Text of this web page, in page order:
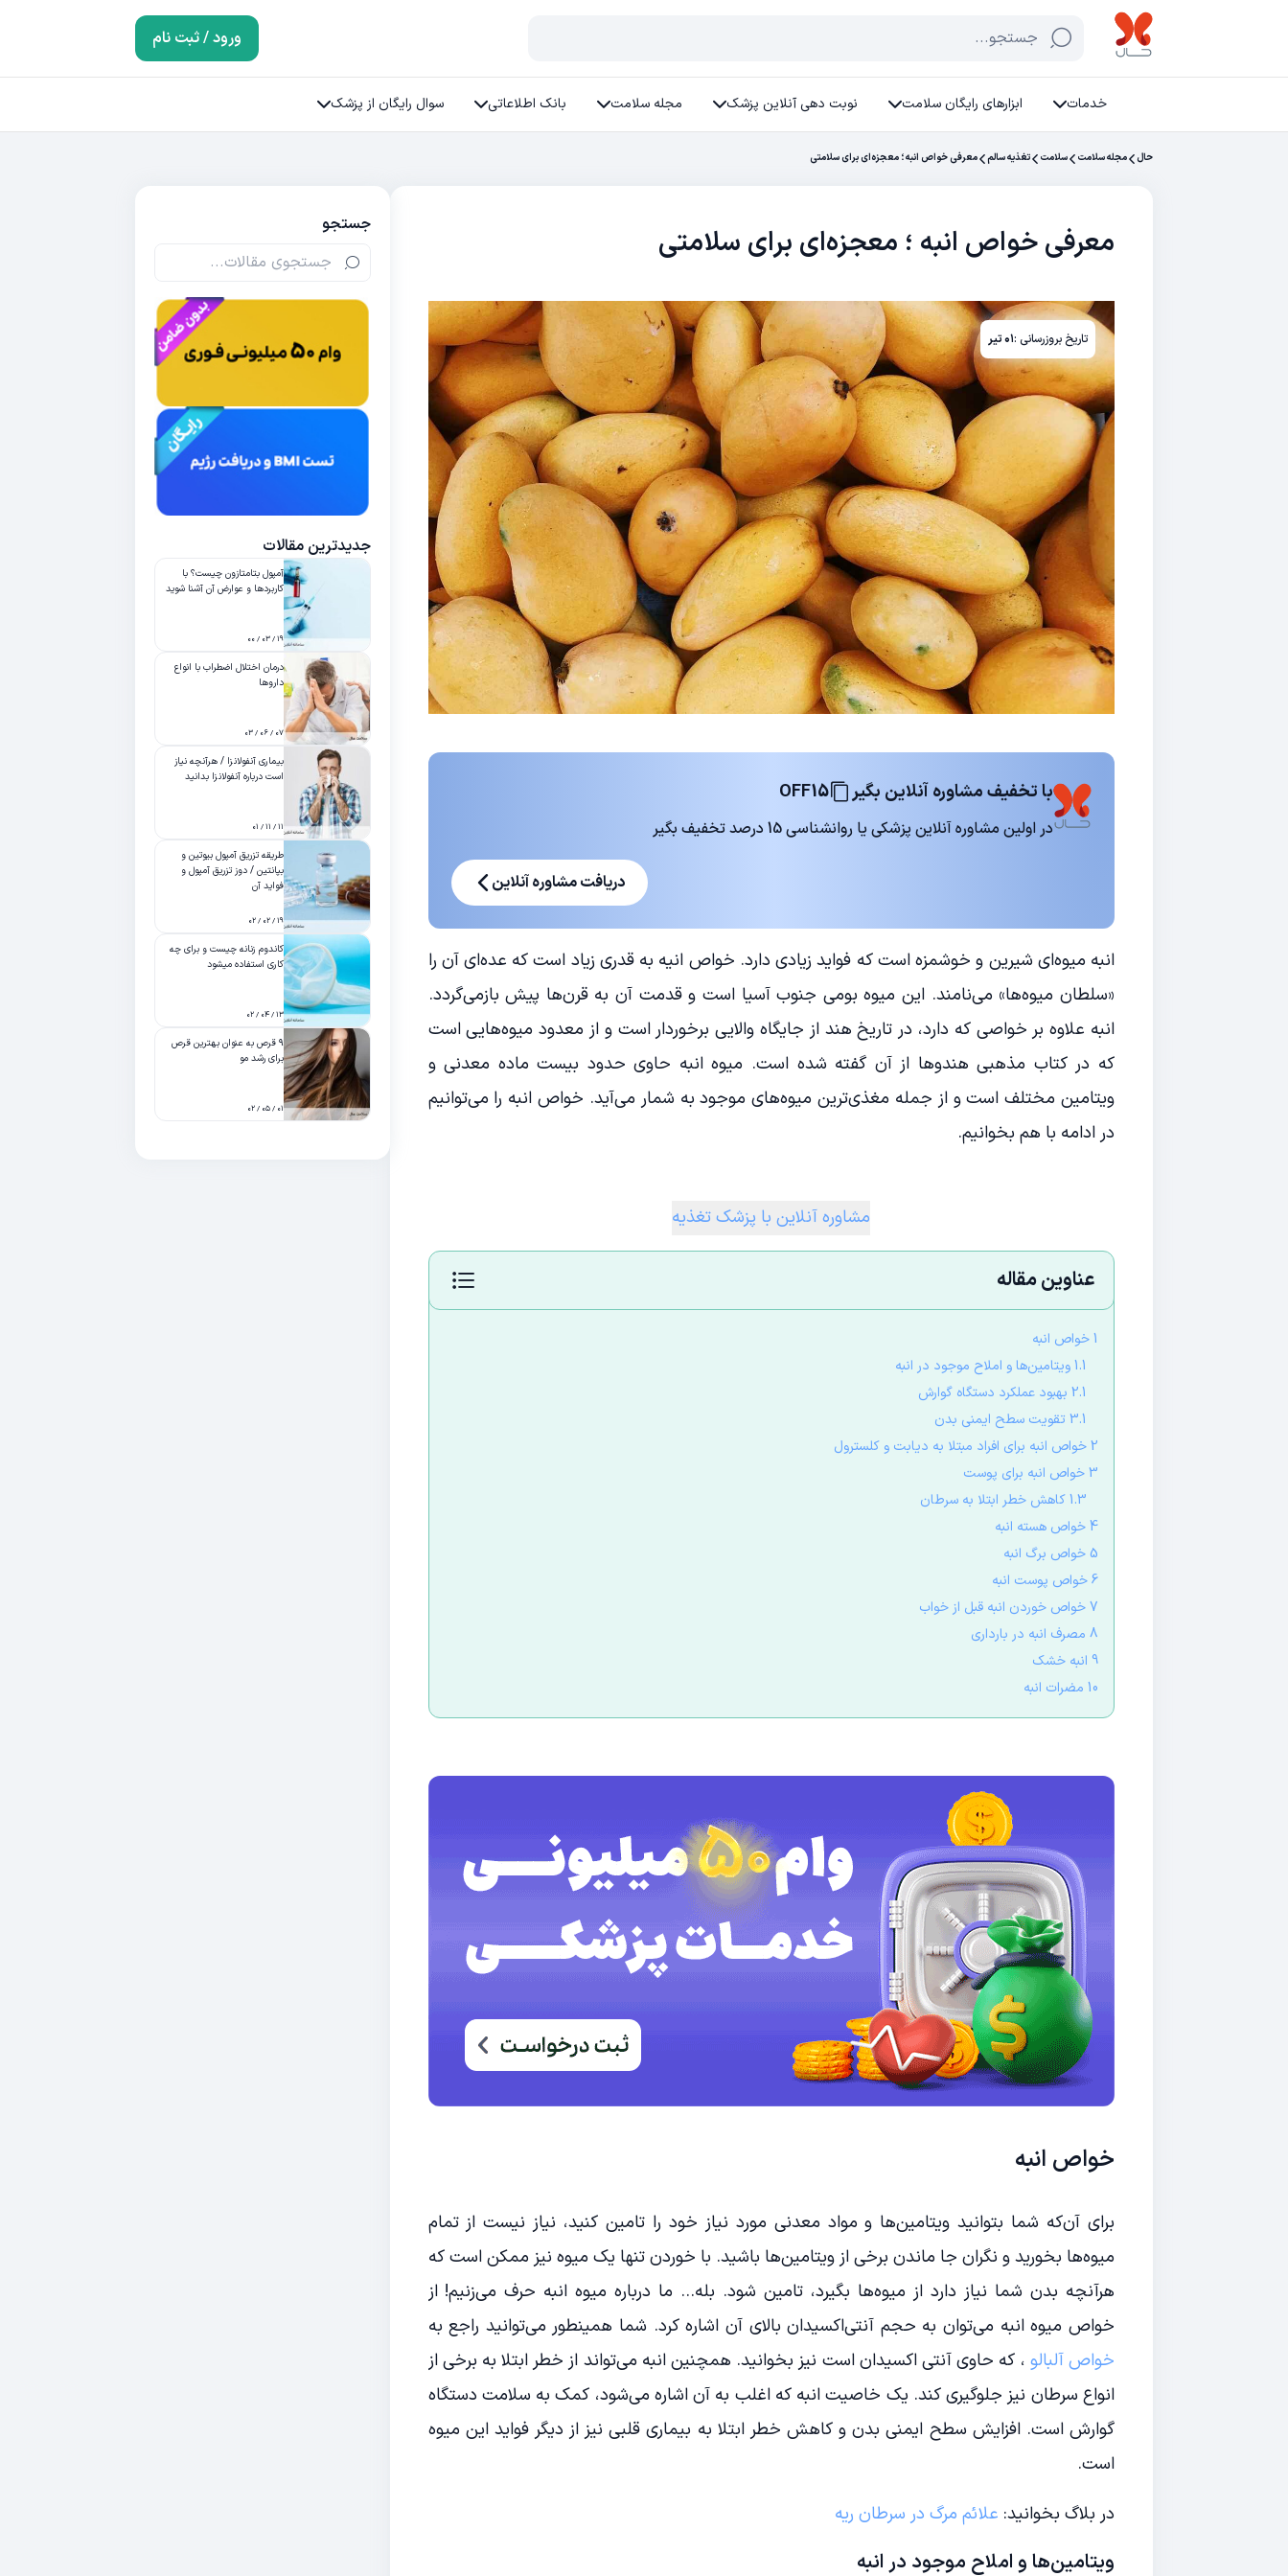
جستجو... ورود / ثبت نام
خدمات ابزارهای رایگان سلامت نوبت دهی آنلاین پزشک مجله سلامت بانک اطلاعاتی سوال رایگان از پزشک
حال مجله سلامت سلامت تغذیه سالم معرفی خواص انبه ؛ معجزه‌ای برای سلامتی
معرفی خواص انبه ؛ معجزه‌ای برای سلامتی
تاریخ بروزرسانی :۰۱ تیر
با تخفیف مشاوره آنلاین بگیر OFF15
در اولین مشاوره آنلاین پزشکی یا روانشناسی 15 درصد تخفیف بگیر
دریافت مشاوره آنلاین
انبه میوه‌ای شیرین و خوشمزه است که فواید زیادی دارد. خواص انیه به قدری زیاد است که عده‌ای آن را
«سلطان میوه‌ها» می‌نامند. این میوه بومی جنوب آسیا است و قدمت آن به قرن‌ها پیش بازمی‌گردد.
انبه علاوه ‌بر خواصی که دارد، در تاریخ هند از جایگاه والایی برخوردار است و از معدود میوه‌هایی است
که در کتاب مذهبی هندوها از آن گفته شده است. میوه انبه حاوی حدود بیست ماده معدنی و
ویتامین مختلف است و از جمله مغذی‌ترین میوه‌های موجود به شمار می‌آید. خواص انبه را می‌توانیم
در ادامه با هم بخوانیم.
مشاوره آنلاین با پزشک تغذیه
عناوین مقاله
1 خواص انبه
1.1 ویتامین‌ها و املاح موجود در انبه
2.1 بهبود عملکرد دستگاه گوارش
3.1 تقویت سطح ایمنی بدن
2 خواص انبه برای افراد مبتلا به دیابت و کلسترول
3 خواص انبه برای پوست
1.3 کاهش خطر ابتلا به سرطان
4 خواص هسته انبه
5 خواص برگ انبه
6 خواص پوست انبه
7 خواص خوردن انبه قبل از خواب
8 مصرف انبه در بارداری
9 انبه خشک
10 مضرات انبه
خواص انبه
برای آن‌که شما بتوانید ویتامین‌ها و مواد معدنی مورد نیاز خود را تامین کنید، نیاز نیست از تمام
میوه‌ها بخورید و نگران جا ماندن برخی از ویتامین‌ها باشید. با خوردن تنها یک میوه نیز ممکن است که
هرآنچه بدن شما نیاز دارد از میوه‌ها بگیرد، تامین شود. بله… ما درباره میوه انبه حرف می‌زنیم! از
خواص میوه انبه می‌توان به حجم آنتی‌اکسیدان بالای آن اشاره کرد. شما همینطور می‌توانید راجع به
خواص آلبالو ، که حاوی آنتی اکسیدان است نیز بخوانید. همچنین انبه می‌تواند از خطر ابتلا به برخی از
انواع سرطان نیز جلوگیری کند. یک خاصیت انبه که اغلب به آن اشاره می‌شود، کمک به سلامت دستگاه
گوارش است. افزایش سطح ایمنی بدن و کاهش خطر ابتلا به بیماری قلبی نیز از دیگر فواید این میوه
است.
در بلاگ بخوانید: علائم مرگ در سرطان ریه
ویتامین‌ها و املاح موجود در انبه
جستجو
جدیدترین مقالات
آمپول بتامتازون چیست؟ با
کاربردها و عوارض آن آشنا شوید
۱۹ / ۰۳ / ۰۰
درمان اختلال اضطراب با انواع
داروها
۰۷ / ۰۶ / ۰۳
بیماری آنفولانزا / هرآنچه نیاز
است درباره آنفولانزا بدانید
۱۱ / ۱۱ / ۰۱
طریقه تزریق آمپول بیوتین و
بپانتین / دوز تزریق آمپول و
فواید آن
۱۹ / ۰۲ / ۰۲
کاندوم زنانه چیست و برای چه
کاری استفاده میشود
۱۳ / ۰۴ / ۰۲
۹ قرص به عنوان بهترین قرص
برای رشد مو
۰۱ / ۰۵ / ۰۲